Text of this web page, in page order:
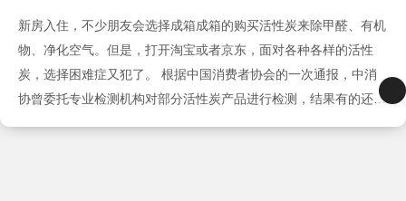
新房入住，不少朋友会选择成箱成箱的购买活性炭来除甲醛、有机
物、净化空气。但是，打开淘宝或者京东，面对各种各样的活性
炭，选择困难症又犯了。 根据中国消费者协会的一次通报，中消
协曾委托专业检测机构对部分活性炭产品进行检测，结果有的还不
如普通的火